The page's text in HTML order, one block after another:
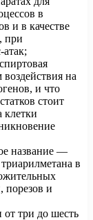
в
и в качестве
при
воздействия на
и что
стоит
клетки
название —
в
порезов и
три до шесть